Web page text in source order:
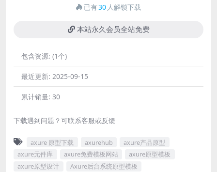
已有30 人解锁下载
本站永久会员全站免费
包含资源: (1个)
最近更新: 2025-09-15
累计销量: 30
下载遇到问题？可联系客服或反馈
axure 原型下载 axurehub
axure产品原型
axure元件库
axure免费模板网站
axure原型模板
axure原型设计
Axure后台系统原型模板